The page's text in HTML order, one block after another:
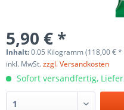
5,90 € *
Inhalt:0.05 Kilogramm (118,00 €
inkl. MwSt.zzgl. Versandkosten
Sofort versandfertig,